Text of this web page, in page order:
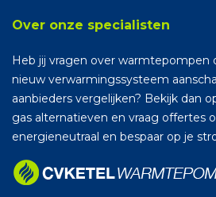
Over onze specialisten
Heb jij vragen over warmtepompen
nieuw verwarmingssysteem
aanbieders vergelijken? Bekijk dan
gas alternatieven en vraag offertes
energieneutraal en bespaar op je